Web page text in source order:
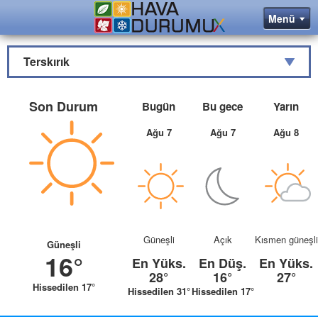
Terskırık
Son Durum
Güneşli
16°
Hissedilen 17°
Bugün
Ağu 7
Güneşli
En Yüks.
28°
Hissedilen 31°
Bu gece
Ağu 7
Açık
En Düş.
16°
Hissedilen 17°
Yarın
Ağu 8
Kısmen güneşli
En Yüks.
27°